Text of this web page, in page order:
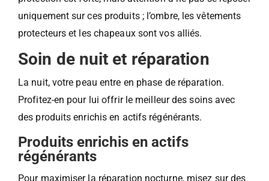
uniquement sur ces produits ; l’ombre, les vêtements
protecteurs et les chapeaux sont vos alliés.
Soin de nuit et réparation
La nuit, votre peau entre en phase de réparation.
Profitez-en pour lui offrir le meilleur des soins avec
des produits enrichis en actifs régénérants.
Produits enrichis en actifs
régénérants
Pour maximiser la réparation nocturne, misez sur des